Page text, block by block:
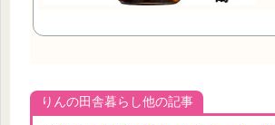
りんの田舎暮らし他の記事